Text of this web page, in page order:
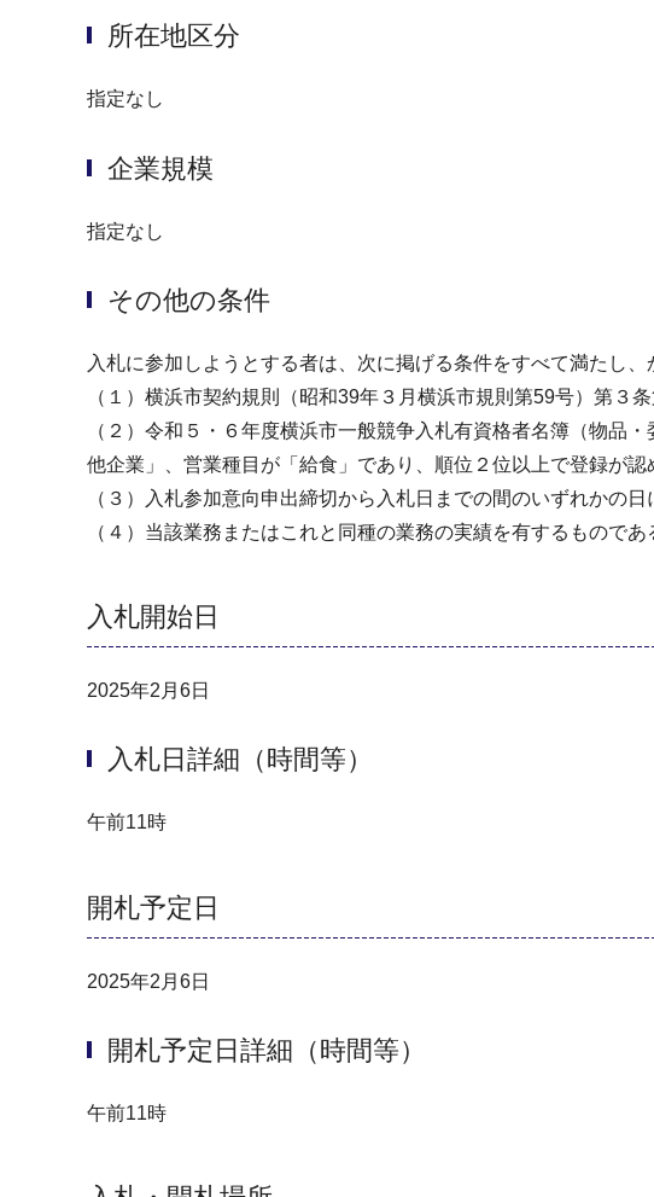
所在地区分
指定なし
企業規模
指定なし
その他の条件
入札に参加しようとする者は、次に掲げる条件をすべて満たし
（１）横浜市契約規則（昭和39年３月横浜市規則第59号）第３
（２）令和５・６年度横浜市一般競争入札有資格者名簿（物品
他企業」、営業種目が「給食」であり、順位２位以上で登録が認
（３）入札参加意向申出締切から入札日までの間のいずれかの
（４）当該業務またはこれと同種の業務の実績を有するものであ
入札開始日
2025年2月6日
入札日詳細（時間等）
午前11時
開札予定日
2025年2月6日
開札予定日詳細（時間等）
午前11時